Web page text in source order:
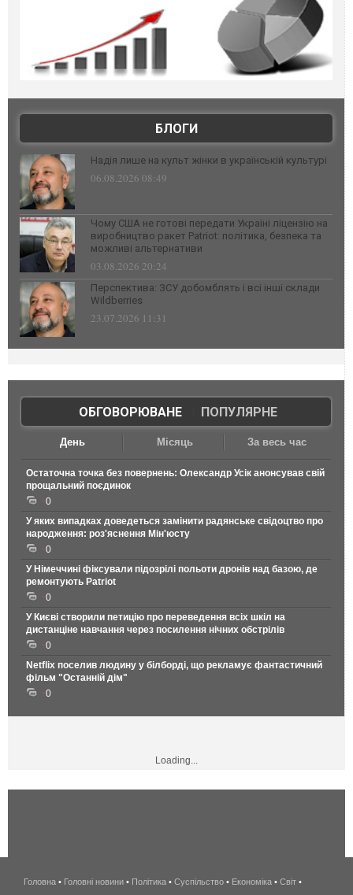
БЛОГИ
Надія лише на культ жінки в українській культурі
06.08.2026 08:49
Чому США не готові передати Україні ліцензію на
виробництво ракет Patriot: політика, безпека та
можливі альтернативи
03.08.2026 20:24
Перспектива: ЗСУ добомблять і всі інші склади
Wildberries
23.07.2026 11:31
ОБГОВОРЮВАНЕ| ПОПУЛЯРНЕ
День Місяць За весь час
Остаточна точка без повернень: Олександр Усік анонсував свій
прощальний поєдинок
0
У яких випадках доведеться замінити радянське свідоцтво про
народження: роз'яснення Мін'юсту
0
У Німеччині фіксували підозрілі польоти дронів над базою, де
ремонтують Patriot
0
У Києві створили петицію про переведення всіх шкіл на
дистанціне навчання через посилення нічних обстрілів
0
Netflix поселив людину у білборді, що рекламує фантастичний
фільм "Останній дім"
0
Loading...
беспроводной
Головна • Головні новини • Політика • Суспільство • Економіка • Світ •